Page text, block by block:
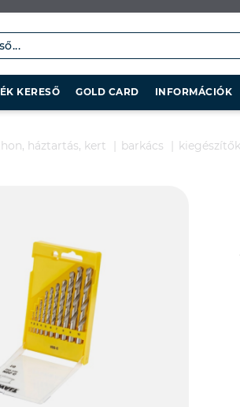
KERESŐ GOLD CARD INFORMÁCIÓK
háztartás, kert barkács